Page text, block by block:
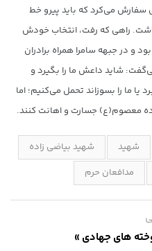
می‌کرد که باید پیرو خط
راهی که رفت، انتخاب خودش
شده بود و در جبهه سامرا ‌همراه برادران
شاید داعش ما را بگیرد و
یا ما را بسوزاند تحمل می‌کنیم؛ اما
معصوم(ع) جسارت و اهانت کنند.
شهید
شهید بیاضی زاده
مدافعان حرم
های جهادی »